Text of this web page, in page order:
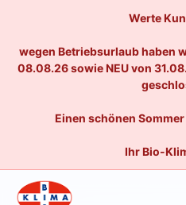
Werte
wegen Betriebsurlaub haben
08.08.26 sowie NEU von
Einen schönen
Ihr Bio-